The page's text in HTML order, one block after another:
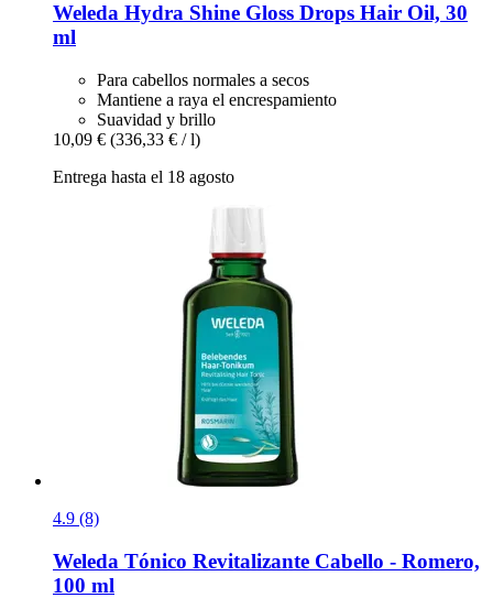
Weleda Hydra Shine Gloss Drops Hair Oil, 30
ml
Para cabellos normales a secos
Mantiene a raya el encrespamiento
Suavidad y brillo
10,09 € (336,33 € / l)
Entrega hasta el 18 agosto
4.9 (8)
Weleda Tónico Revitalizante Cabello -​ Romero,
100 ml